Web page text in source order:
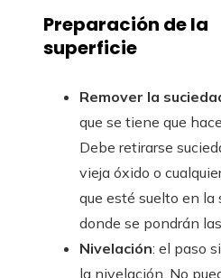
Preparación de la
superficie
Remover la
que se tiene que
Debe retirarse
vieja óxido o
que esté suelto en la
donde se pondrán
Nivelación: el paso
la nivelación. No